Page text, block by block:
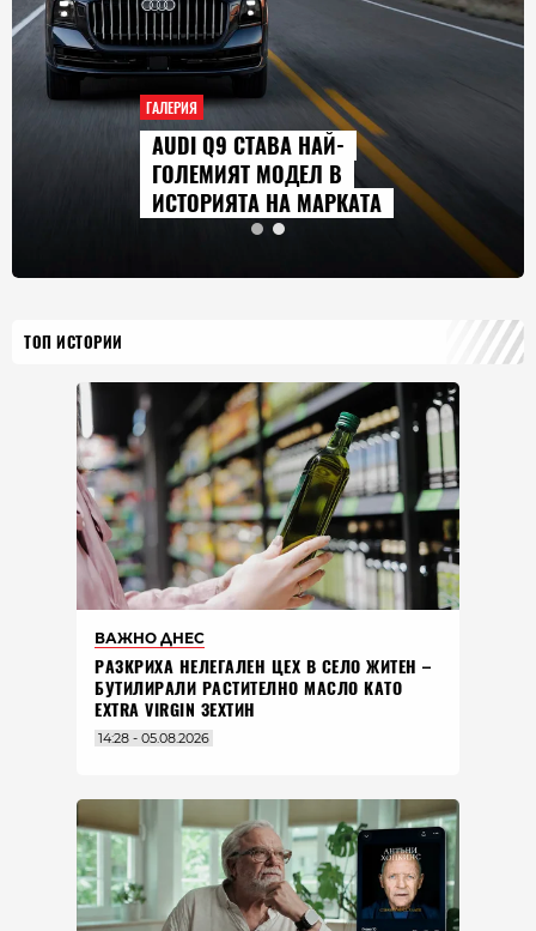
ГАЛЕРИЯ
AUDI Q9 СТАВА НАЙ-
ГОЛЕМИЯТ МОДЕЛ В
ИСТОРИЯТА НА МАРКАТА
ТОП ИСТОРИИ
ВАЖНО ДНЕС
РАЗКРИХА НЕЛЕГАЛЕН ЦЕХ В СЕЛО ЖИТЕН –
БУТИЛИРАЛИ РАСТИТЕЛНО МАСЛО КАТО
EXTRA VIRGIN ЗЕХТИН
14:28 - 05.08.2026